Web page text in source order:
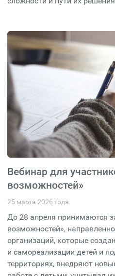
Вебинар для
возможностей»
25 марта 2026 года
До 28 апреля принимаются
возможностей»,
организаций, которые
и самореализации детей и
территориях, внедряют